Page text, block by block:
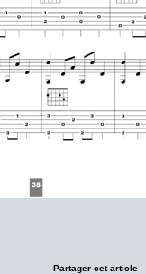
Partager cet article